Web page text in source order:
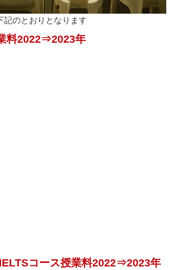
記のとおりとなります
料2022⇒2023年
コース授業料2022⇒2023年